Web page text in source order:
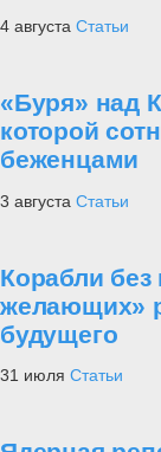
4 августа Статьи
«Буря» над
которой
беженцами
3 августа Статьи
Корабли без
желающих»
будущего
31 июля Статьи